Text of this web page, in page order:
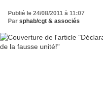
Publié le 24/08/2011 à 11:07
Par sphab/cgt & associés